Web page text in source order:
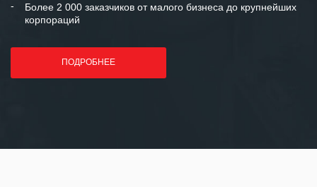
Более 2 000 заказчиков от малого бизнеса до крупнейших
корпораций
ПОДРОБНЕЕ